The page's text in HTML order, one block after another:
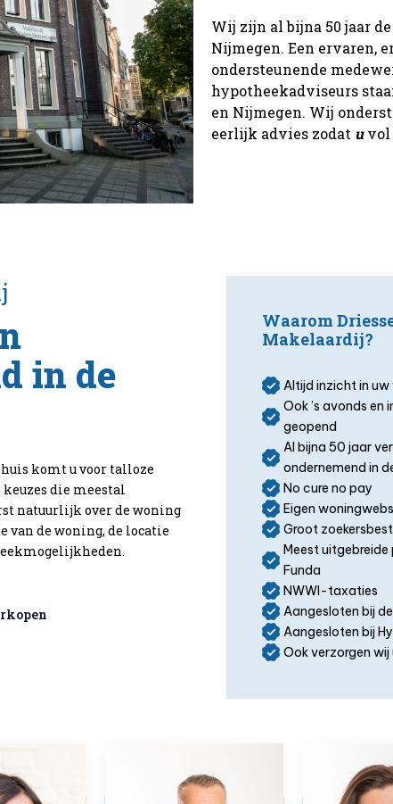
Wij zijn al bijna 50 jaar
Nijmegen. Een ervaren,
ondersteunende
hypotheekadviseurs
en Nijmegen. Wij
eerlijk advies zodat uvol
in de
komt u voor talloze
die meestal
natuurlijk over de woning
van de woning, de locatie
Waarom
Makelaardij?
Altijd inzicht in
Ook ’s avonds en
geopend
Al bijna 50 jaar
ondernemend in
No cure no pay
Eigen
Groot
Meest
Funda
NWWI-taxaties
Aangesloten bij
Aangesloten bij
Ook verzorgen